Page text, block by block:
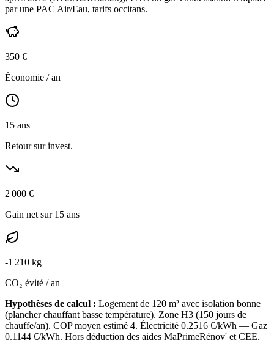
par une PAC Air/Eau, tarifs occitans.
350 €
Économie / an
15 ans
Retour sur invest.
2 000 €
Gain net sur 15 ans
-1 210 kg
CO₂ évité / an
Hypothèses de calcul : Logement de 120 m² avec isolation bonne
(plancher chauffant basse température). Zone H3 (150 jours de
chauffe/an). COP moyen estimé 4. Électricité 0.2516 €/kWh — Gaz
0.1144 €/kWh. Hors déduction des aides MaPrimeRénov' et CEE.